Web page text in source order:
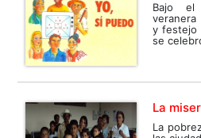
Bajo
y festejo
se
La
La